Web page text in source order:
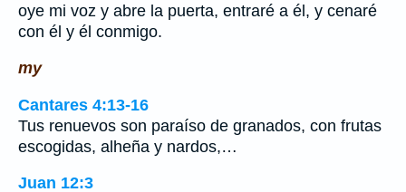
oye mi voz y abre la puerta, entraré a él, y cenaré
con él y él conmigo.
my
Cantares 4:13-16
Tus renuevos son paraíso de granados, con frutas
escogidas, alheña y nardos,…
Juan 12:3